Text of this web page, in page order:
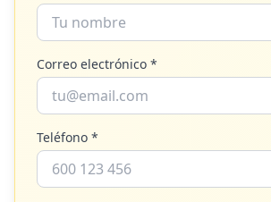
Correo electrónico *
Teléfono *